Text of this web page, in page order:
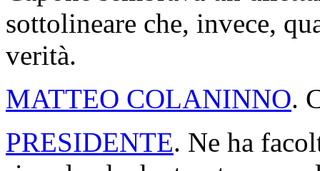
sottolineare che, invece,
verità.
MATTEO COLANINNO.
PRESIDENTE. Ne ha